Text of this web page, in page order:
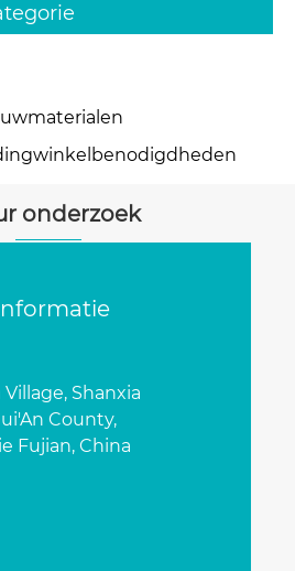
onderzoek
Village, Shanxia
County,
Fujian, China